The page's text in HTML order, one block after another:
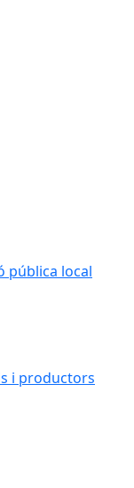
pública local
i productors